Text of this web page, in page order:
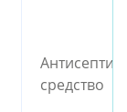
средство